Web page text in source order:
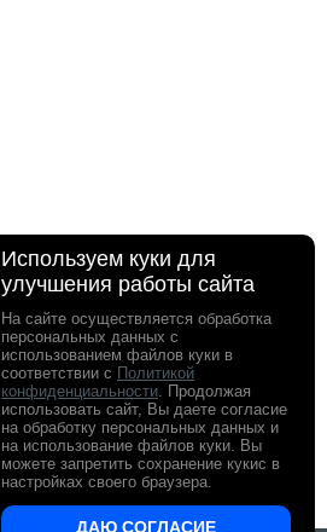
Используем куки для
улучшения работы сайта
На сайте осуществляется обработка
персональных данных с
использованием файлов куки в
соответствии с Политикой
конфиденциальности. Продолжая
использовать сайт, Вы даете согласие
на обработку персональных данных и
на использование файлов куки. Вы
можете запретить сохранение кукис в
настройках своего браузера.
ДАЮ СОГЛАСИЕ